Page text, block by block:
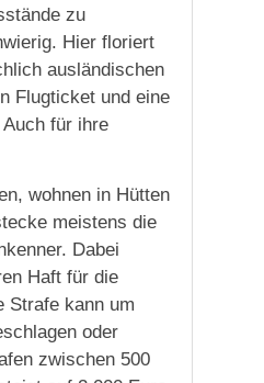
zu
Hier floriert
ausländischen
Flugticket und eine
für ihre
wohnen in Hütten
meistens die
Dabei
Haft für die
Strafe kann um
oder
zwischen 500